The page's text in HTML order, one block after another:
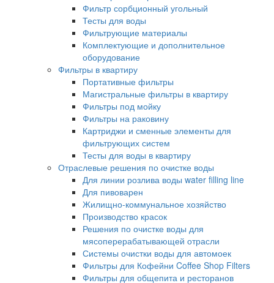
Фильтр сорбционный угольный
Тесты для воды
Фильтрующие материалы
Комплектующие и дополнительное
оборудование
Фильтры в квартиру
Портативные фильтры
Магистральные фильтры в квартиру
Фильтры под мойку
Фильтры на раковину
Картриджи и сменные элементы для
фильтрующих систем
Тесты для воды в квартиру
Отраслевые решения по очистке воды
Для линии розлива воды water filling line
Для пивоварен
Жилищно-коммунальное хозяйство
Производство красок
Решения по очистке воды для
мясоперерабатывающей отрасли
Системы очистки воды для автомоек
Фильтры для Кофейни Coffee Shop Filters
Фильтры для общепита и ресторанов